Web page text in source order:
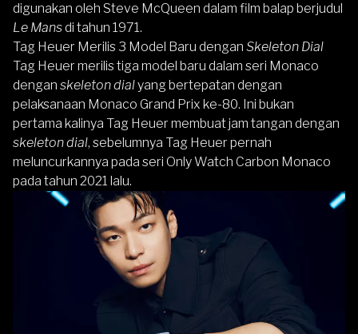
digunakan oleh Steve McQueen dalam film balap berjudul
Le Mansdi tahun 1971.
Tag Heuer Merilis 3 Model Baru dengan Skeleton Dial
Tag Heuer merilis tiga model baru dalam seri Monaco
dengan skeleton dialyang bertepatan dengan
pelaksanaan Monaco Grand Prix ke-80. Ini bukan
pertama kalinya Tag Heuer membuat jam tangan dengan
skeleton dial, sebelumnya Tag Heuer pernah
meluncurkannya pada seri Only Watch Carbon Monaco
pada tahun 2021 lalu.